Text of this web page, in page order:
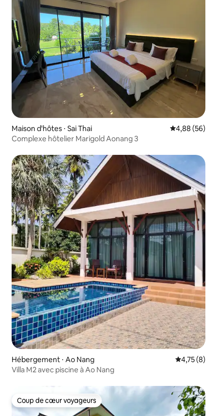
Maison d'hôtes ⋅ Sai Thai Évaluation
4,88 (56)
Complexe hôtelier Marigold Aonang 3
Hébergement ⋅ Ao Nang Évaluation
4,75 (8)
Villa M2 avec piscine à Ao Nang
Coup de cœur voyageurs
Coup de cœur voyageurs